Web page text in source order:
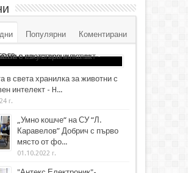
Популярни Коментирани
в света хранилка за животни с
интелект - H...
г.
„Умно кошче“ на СУ “Л.
Каравелов” Добрич с първо
място от фо...
01.10.2022 г.